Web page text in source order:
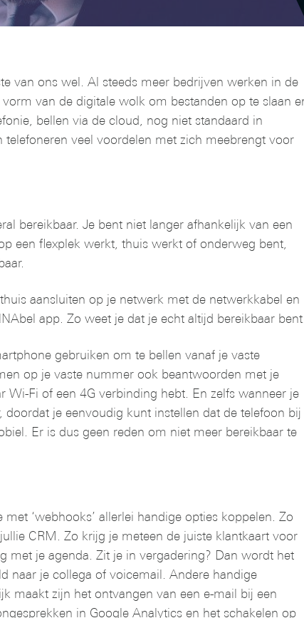
van ons wel. Al steeds meer bedrijven werken in de
van de digitale wolk om bestanden op te slaan en
bellen via de cloud, nog niet standaard in
veel voordelen met zich meebrengt voor
bereikbaar. Je bent niet langer afhankelijk van een
een flexplek werkt, thuis werkt of onderweg bent,
aansluiten op je netwerk met de netwerkkabel en
app. Zo weet je dat je echt altijd bereikbaar bent.
gebruiken om te bellen vanaf je vaste
op je vaste nummer ook beantwoorden met je
Fi of een 4G verbinding hebt. En zelfs wanneer je
je eenvoudig kunt instellen dat de telefoon bij
Er is dus geen reden om niet meer bereikbaar te
‘webhooks’ allerlei handige opties koppelen. Zo
CRM. Zo krijg je meteen de juiste klantkaart voor
met je agenda. Zit je in vergadering? Dan wordt het
naar je collega of voicemail. Andere handige
maakt zijn het ontvangen van een e-mail bij een
in Google Analytics en het schakelen op
besparen. Wil je hier meer over
gratis en vrijblijvend onze
WIL EEN GRATIS
WHITEPAPER